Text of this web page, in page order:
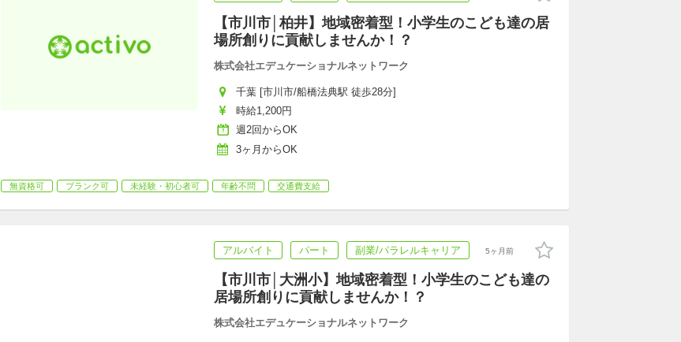
【市川市│柏井】地域密着型！小学生のこども達の居
場所創りに貢献しませんか！？
株式会社エデュケーショナルネットワーク
千葉 [市川市/船橋法典駅 徒歩28分]
時給1,200円
週2回からOK
3ヶ月からOK
無資格可 ブランク可 未経験・初心者可 年齢不問 交通費支給
アルバイト パート 副業/パラレルキャリア 5ヶ月前
【市川市│大洲小】地域密着型！小学生のこども達の
居場所創りに貢献しませんか！？
株式会社エデュケーショナルネットワーク